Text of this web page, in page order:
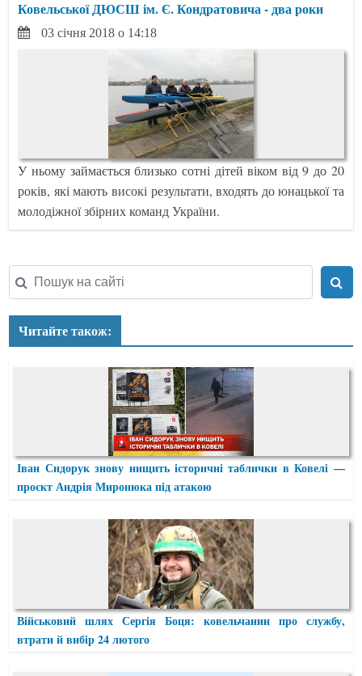
Ковельської ДЮСШ ім. Є. Кондратовича - два роки
03 січня 2018 о 14:18
У ньому займається близько сотні дітей віком від 9 до 20
років, які мають високі результати, входять до юнацької та
молодіжної збірних команд України.
Читайте також:
Іван Сидорук знову нищить історичні таблички в Ковелі —
проєкт Андрія Миронюка під атакою
Військовий шлях Сергія Боця: ковельчанин про службу,
втрати й вибір 24 лютого